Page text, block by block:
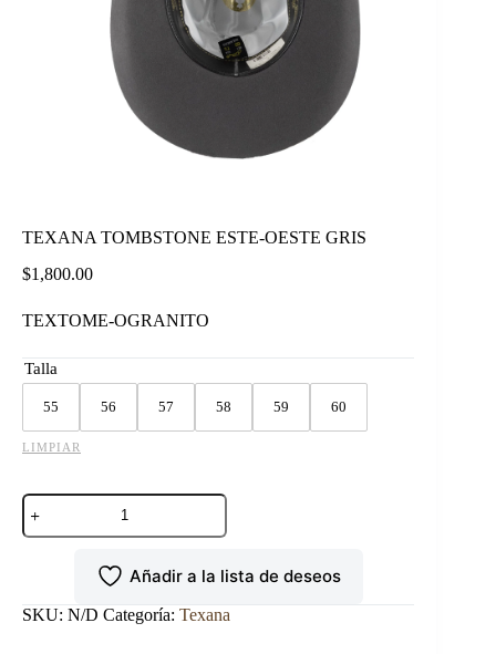
TEXANA TOMBSTONE ESTE-OESTE GRIS
$1,800.00
TEXTOME-OGRANITO
Talla
55 56 57 58 59 60
LIMPIAR
TEXANA
TOMBSTONE
ESTE-
Añadir a la lista de deseos
SKU: N/D Categoría: Texana